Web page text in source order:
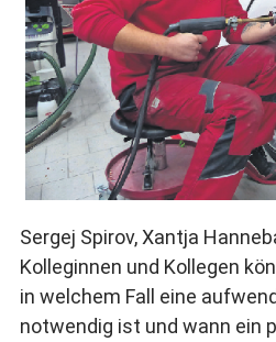
Sergej Spirov, Xantja
Kolleginnen und Kollegen
in welchem Fall eine
notwendig ist und wann ein